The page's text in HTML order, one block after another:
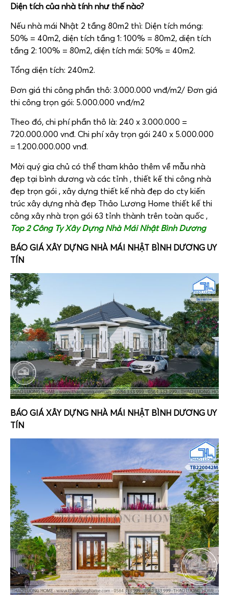
Diện tích của nhà tính như thế nào?
Nếu nhà mái Nhật 2 tầng 80m2 thì: Diện tích móng:
50% = 40m2, diện tích tầng 1: 100% = 80m2, diện tích
tầng 2: 100% = 80m2, diện tích mái: 50% = 40m2.
Tổng diện tích: 240m2.
Đơn giá thi công phần thô: 3.000.000 vnđ/m2/ Đơn giá
thi công trọn gói: 5.000.000 vnđ/m2
Theo đó, chi phí phần thô là: 240 x 3.000.000 =
720.000.000 vnđ. Chi phí xây trọn gói 240 x 5.000.000
= 1.200.000.000 vnđ.
Mời quý gia chủ có thể tham khảo thêm về mẫu nhà
đẹp tại bình dương và các tỉnh , thiết kế thi công nhà
đẹp trọn gói , xây dựng thiết kế nhà đẹp do cty kiến
trúc xây dựng nhà đẹp Thảo Lương Home thiết kế thi
công xây nhà trọn gói 63 tỉnh thành trên toàn quốc ,
Top 2 Công Ty Xây Dựng Nhà Mái Nhật Bình Dương
BÁO GIÁ XÂY DỰNG NHÀ MÁI NHẬT BÌNH DƯƠNG UY
TÍN
BÁO GIÁ XÂY DỰNG NHÀ MÁI NHẬT BÌNH DƯƠNG UY
TÍN